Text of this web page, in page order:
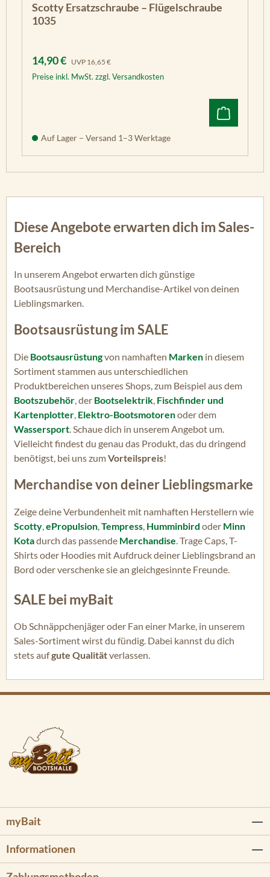
Scotty Ersatzschraube – Flügelschraube
1035
Verkaufspreis:
14,90 € UVP Regulärer Preis:
16,65 €
Preise inkl. MwSt. zzgl. Versandkosten
Auf Lager – Versand 1–3 Werktage
Diese Angebote erwarten dich im Sales-
Bereich
In unserem Angebot erwarten dich günstige
Bootsausrüstung und Merchandise-Artikel von deinen
Lieblingsmarken.
Bootsausrüstung im SALE
Die Bootsausrüstungvon namhaften Marken in diesem
Sortiment stammen aus unterschiedlichen
Produktbereichen unseres Shops, zum Beispiel aus dem
Bootszubehör, der Bootselektrik, Fischfinder und
Kartenplotter, Elektro-Bootsmotorenoder dem
Wassersport. Schaue dich in unserem Angebot um.
Vielleicht findest du genau das Produkt, das du dringend
benötigst, bei uns zumVorteilspreis!
Merchandise von deiner Lieblingsmarke
Zeige deine Verbundenheit mit namhaften Herstellern wie
Scotty,ePropulsion,Tempress, Humminbird oder Minn
Kotadurch das passende Merchandise. Trage Caps, T-
Shirts oder Hoodies mit Aufdruck deiner Lieblingsbrand an
Bord oder verschenke sie an gleichgesinnte Freunde.
SALE bei myBait
Ob Schnäppchenjäger oder Fan einer Marke, in unserem
Sales-Sortiment wirst du fündig. Dabei kannst du dich
stets aufgute Qualitätverlassen.
myBait
Informationen